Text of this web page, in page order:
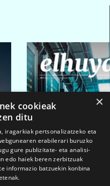
×
cookieak
ditu
iragarkiak pertsonalizatzeko eta
erabilerari buruzko
gure publizitate- eta analisi-
edo haiek beren zerbitzuak
informazio batzuekin konbina